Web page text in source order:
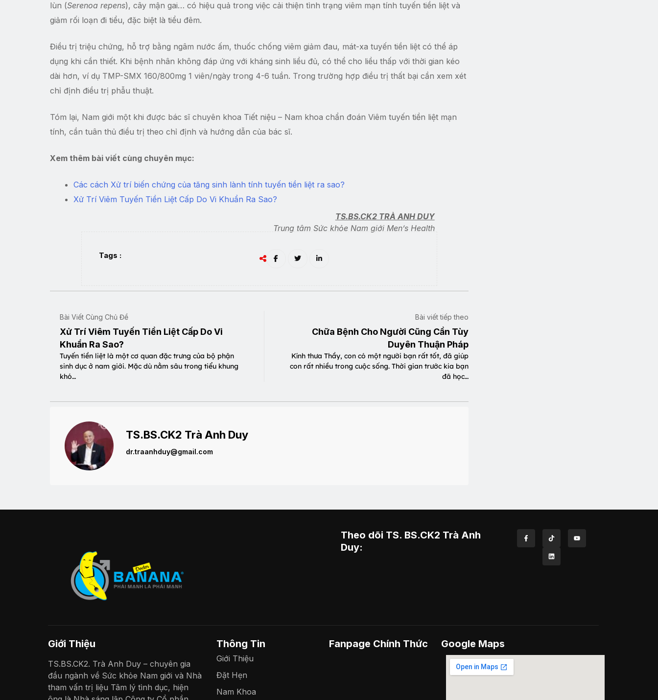
lùn (Serenoa repens), cây mận gai… có hiệu quả trong việc cải thiện tình trạng viêm mạn tính tuyến tiền liệt và
giảm rối loạn đi tiểu, đặc biệt là tiểu đêm.
Điều trị triệu chứng, hỗ trợ bằng ngâm nước ấm, thuốc chống viêm giảm đau, mát-xa tuyến tiền liệt có thể áp
dụng khi cần thiết. Khi bệnh nhân không đáp ứng với kháng sinh liều đủ, có thể cho liều thấp với thời gian kéo
dài hơn, ví dụ TMP-SMX 160/800mg 1 viên/ngày trong 4-6 tuần. Trong trường hợp điều trị thất bại cần xem xét
chỉ định điều trị phẫu thuật.
Tóm lại, Nam giới một khi được bác sĩ chuyên khoa Tiết niệu – Nam khoa chẩn đoán Viêm tuyến tiền liệt mạn
tính, cần tuân thủ điều trị theo chỉ định và hướng dẫn của bác sĩ.
Xem thêm bài viết cùng chuyên mục:
Các cách Xử trí biến chứng của tăng sinh lành tính tuyến tiền liệt ra sao?
Xử Trí Viêm Tuyến Tiền Liệt Cấp Do Vi Khuẩn Ra Sao?
TS.BS.CK2 TRÀ ANH DUY
Trung tâm Sức khỏe Nam giới Men’s Health
Tags :
Bài Viết Cùng Chủ Đề
Xử Trí Viêm Tuyến Tiền Liệt Cấp Do Vi
Khuẩn Ra Sao?
Tuyến tiền liệt là một cơ quan đặc trưng của bộ phận
sinh dục ở nam giới. Mặc dù nằm sâu trong tiểu khung
khó…
Bài viết tiếp theo
Chữa Bệnh Cho Người Cũng Cần Tùy
Duyên Thuận Pháp
Kính thưa Thầy, con có một người bạn rất tốt, đã giúp
con rất nhiều trong cuộc sống. Thời gian trước kia bạn
đã học…
TS.BS.CK2 Trà Anh Duy
dr.traanhduy@gmail.com
Theo dõi TS. BS.CK2 Trà Anh
Duy:
Giới Thiệu
TS.BS.CK2. Trà Anh Duy – chuyên gia
đầu ngành về Sức khỏe Nam giới và Nhà
tham vấn trị liệu Tâm lý tình dục, hiện
Thông Tin
Giới Thiệu
Đặt Hẹn
Nam Khoa
Fanpage Chính Thức Google Maps